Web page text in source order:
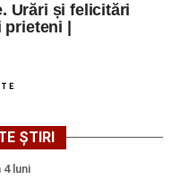
Urări și felicitări
|
ȘTIRI
4 luni